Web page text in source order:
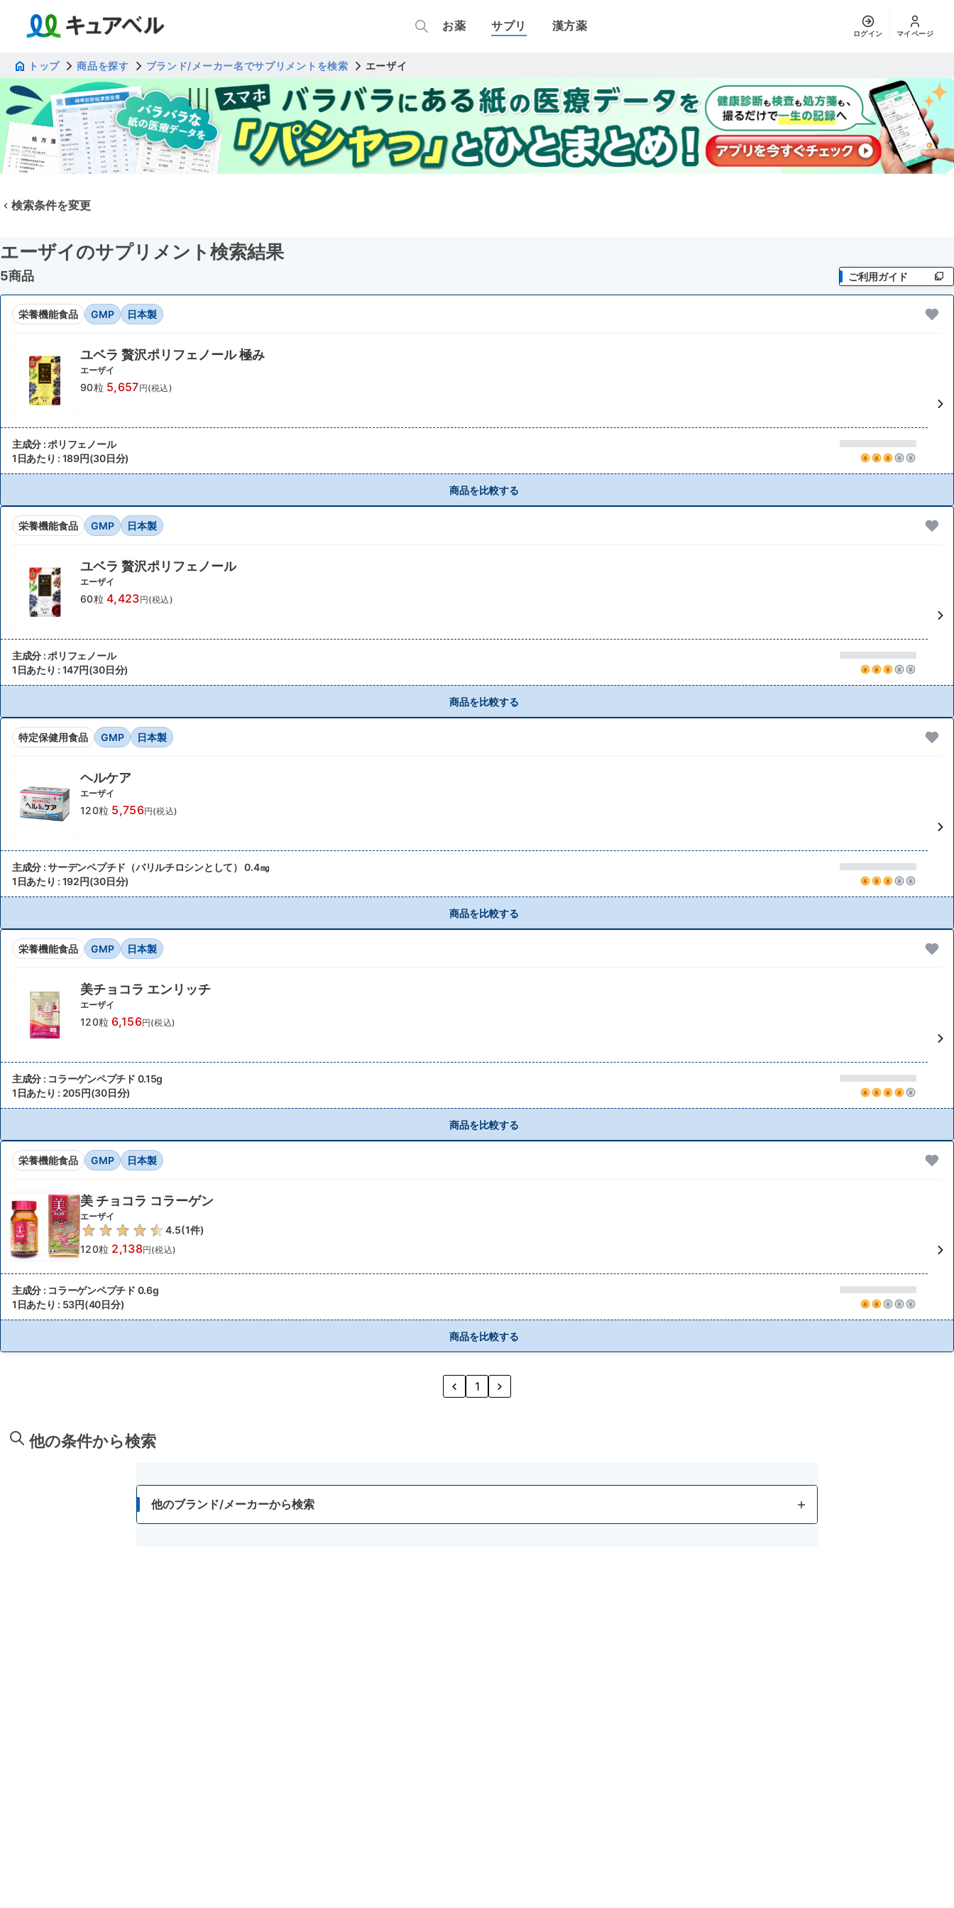
お薬 サプリ 漢方薬
ログイン マイページ
トップ 商品を探す ブランド/メーカー名でサプリメントを検索 エーザイ
検索条件を変更
エーザイのサプリメント検索結果
5商品 ご利用ガイド
栄養機能食品 GMP 日本製
ユベラ 贅沢ポリフェノール 極み
エーザイ
90粒 5,657円(税込)
主成分 : ポリフェノール
1日あたり : 189円(30日分)
商品を比較する
栄養機能食品 GMP 日本製
ユベラ 贅沢ポリフェノール
エーザイ
60粒 4,423円(税込)
主成分 : ポリフェノール
1日あたり : 147円(30日分)
商品を比較する
特定保健用食品 GMP 日本製
ヘルケア
エーザイ
120粒 5,756円(税込)
主成分 : サーデンペプチド（バリルチロシンとして） 0.4㎎
1日あたり : 192円(30日分)
商品を比較する
栄養機能食品 GMP 日本製
美チョコラ エンリッチ
エーザイ
120粒 6,156円(税込)
主成分 : コラーゲンペプチド 0.15g
1日あたり : 205円(30日分)
商品を比較する
栄養機能食品 GMP 日本製
美 チョコラ コラーゲン
エーザイ
4.5(1件)
120粒 2,138円(税込)
主成分 : コラーゲンペプチド 0.6g
1日あたり : 53円(40日分)
商品を比較する
1
他の条件から検索
他のブランド/メーカーから検索